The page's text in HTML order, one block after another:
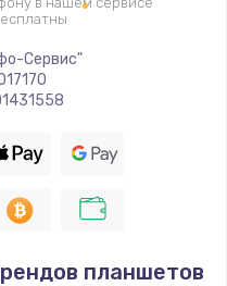
Сервис"
планшетов